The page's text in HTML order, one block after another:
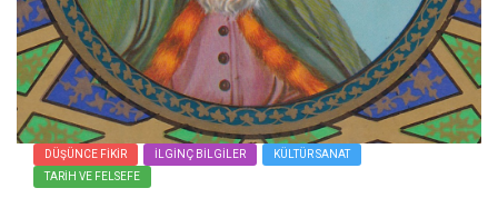
DÜŞÜNCE FIKIR İLGINÇ BILGILER
KÜLTÜR SANAT
TARIH VE FELSEFE